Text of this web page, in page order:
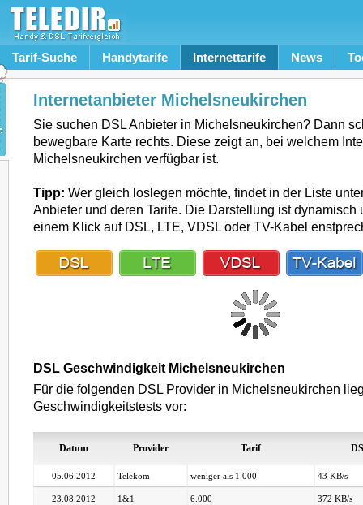
Tarif-Suche Handytarife Internettarife News
Internetanbieter Michelsneukirchen
Sie suchen DSL Anbieter in Michelsneukirchen? Dann
bewegbare Karte rechts. Diese zeigt an, bei welchem
Michelsneukirchen verfügbar ist.
Tipp: Wer gleich loslegen möchte, findet in der Liste
Anbieter und deren Tarife. Die Darstellung ist dynamisch
einem Klick auf DSL, LTE, VDSL oder TV-Kabel
DSL Geschwindigkeit Michelsneukirchen
Für die folgenden DSL Provider in Michelsneukirchen
Geschwindigkeitstests vor:
Datum Provider Tarif
05.06.2012 Telekom weniger als 1.000 43 KB/s
23.08.2012 1&1 6.000 372 KB/s